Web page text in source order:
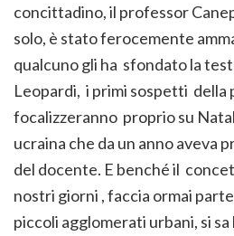
concittadino, il professor
solo, è stato ferocemente
qualcuno gli ha sfondato la
Leopardi, i primi sospetti della
focalizzeranno proprio su
ucraina che da un anno aveva
del docente. E benché il
nostri giorni , faccia ormai
piccoli agglomerati urbani, si